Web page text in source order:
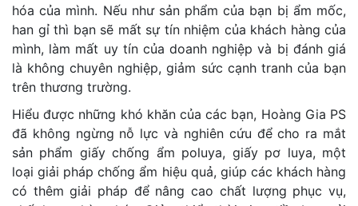
hóa của mình. Nếu như sản phẩm của bạn bị ẩm mốc,
han gỉ thì bạn sẽ mất sự tín nhiệm của khách hàng của
mình, làm mất uy tín của doanh nghiệp và bị đánh giá
là không chuyên nghiệp, giảm sức cạnh tranh của bạn
trên thương trường.
Hiểu được những khó khăn của các bạn, Hoàng Gia PS
đã không ngừng nỗ lực và nghiên cứu để cho ra mắt
sản phẩm giấy chống ẩm poluya, giấy pơ luya, một
loại giải pháp chống ẩm hiệu quả, giúp các khách hàng
có thêm giải pháp để nâng cao chất lượng phục vụ,